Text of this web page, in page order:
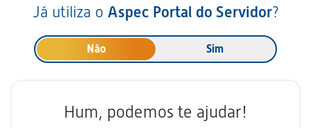
Já utiliza o Aspec Portal do Servidor?
Não Sim
Hum, podemos te ajudar!